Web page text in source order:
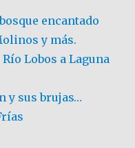
encantado
y más.
Lobos a Laguna
y sus brujas…